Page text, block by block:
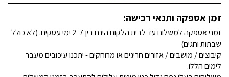
זמן אספקה ותנאי רכישה:
זמני אספקה למשלוח עד לבית הלקוח הינם בין 2-7 ימי עסקים. (לא כולל
שבתות וחגים)
קיבוצים / מושבים / אזורים חריגים או מרוחקים - יתכנו עיכובים מעבר
לימים הללו.